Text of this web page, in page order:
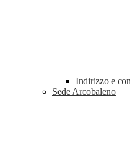
Indirizzo e
Sede Arcobaleno